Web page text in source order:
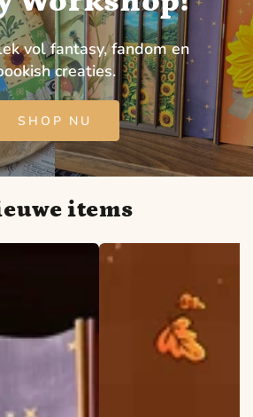
vol fantasy, fandom en
creaties.
SHOP NU
items